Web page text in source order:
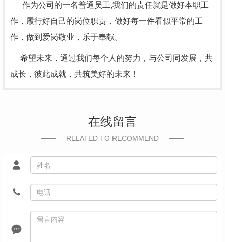
作为公司的一名普通员工,我们的责任就是做好本职工
作，履行好自己的岗位职责，做好每一件看似平常的工
作，做到爱岗敬业，乐于奉献。
希望未来，通过我们每个人的努力，与公司同发展，共
成长，彼此成就，共筑美好的未来！
在线留言
RELATED TO RECOMMEND